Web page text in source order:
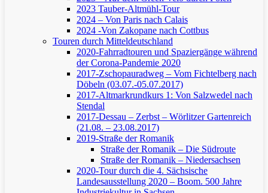
2023 Tauber-Altmühl-Tour
2024 – Von Paris nach Calais
2024 -Von Zakopane nach Cottbus
Touren durch Mitteldeutschland
2020-Fahrradtouren und Spaziergänge während
der Corona-Pandemie 2020
2017-Zschopauradweg – Vom Fichtelberg nach
Döbeln (03.07.-05.07.2017)
2017-Altmarkrundkurs 1: Von Salzwedel nach
Stendal
2017-Dessau – Zerbst – Wörlitzer Gartenreich
(21.08. – 23.08.2017)
2019-Straße der Romanik
Straße der Romanik – Die Südroute
Straße der Romanik – Niedersachsen
2020-Tour durch die 4. Sächsische
Landesausstellung 2020 – Boom. 500 Jahre